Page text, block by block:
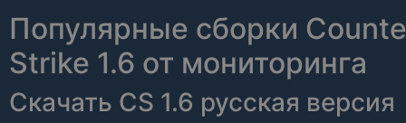
Популярные сборки
Strike 1.6 от мониторинга
Скачать CS 1.6 русская версия